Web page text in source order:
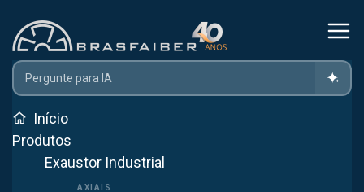
Início
Produtos
Exaustor Industrial
Home Produtos
Filtro De Manga
Filtro de Manga em